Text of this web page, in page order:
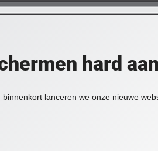
hard
lanceren we onze nieuwe